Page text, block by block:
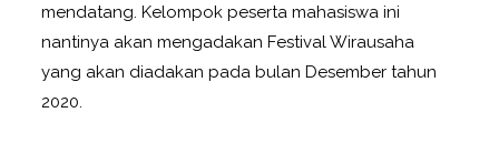
mendatang. Kelompok peserta mahasiswa ini
nantinya akan mengadakan Festival Wirausaha
yang akan diadakan pada bulan Desember tahun
2020.